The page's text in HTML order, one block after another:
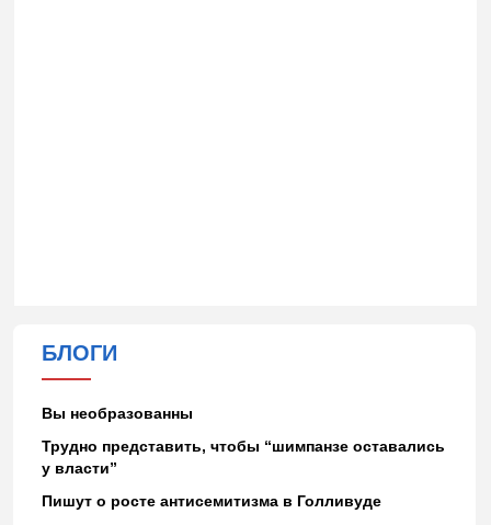
БЛОГИ
Вы необразованны
Трудно представить, чтобы “шимпанзе оставались
у власти”
Пишут о росте антисемитизма в Голливуде